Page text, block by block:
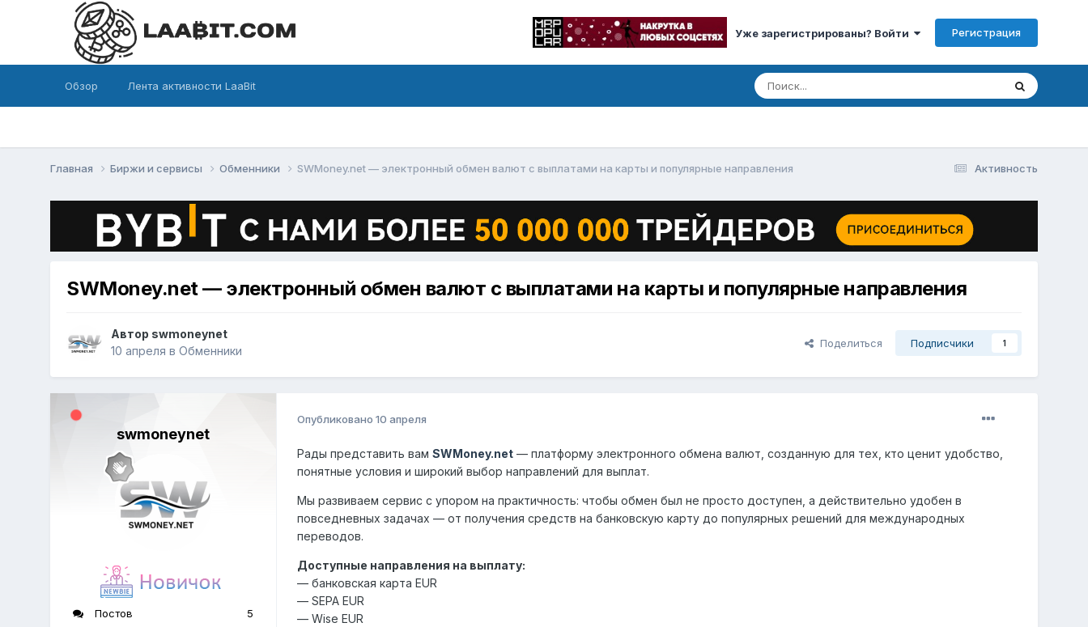
Уже зарегистрированы? Войти Регистрация
Обзор Лента активности LaaBit
Активность
Главная Биржи и сервисы Обменники SWMoney.net — электронный обмен валют с выплатами на карты и популярные направления
SWMoney.net — электронный обмен валют с выплатами на карты и популярные направления
Автор swmoneynet
10 апреля вОбменники
Поделиться Подписчики 1
swmoneynet
Постов 5
Опубликовано10 апреля
Рады представить вамSWMoney.net — платформу электронного обмена валют, созданную для тех, кто ценит удобство,
понятные условия и широкий выбор направлений для выплат.
Мы развиваем сервис с упором на практичность: чтобы обмен был не просто доступен, а действительно удобен в
повседневных задачах — от получения средств на банковскую карту до популярных решений для международных
переводов.
Доступные направления на выплату:
— банковская карта EUR
— SEPA EUR
— Wise EUR